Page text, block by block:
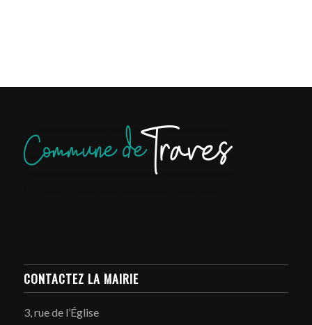
CONTACTEZ LA MAIRIE
3, rue de l’Église